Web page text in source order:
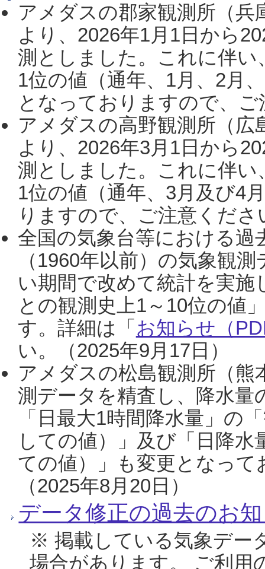
アメダスの郡家観測所（
より、2026年1月1日から
測としました。これに伴い
1位の値（通年、1月、2月
となっておりますので、
アメダスの高野観測所（
より、2026年3月1日から
測としました。これに伴い
1位の値（通年、3月及び4
りますので、ご注意くだ
全国の気象台等における過
（1960年以前）の気象観
い期間で改めて統計を実
との観測史上1～10位の値
す。詳細は「 お知らせ（
い。（2025年9月17日）
アメダスの松島観測所（熊
測データを精査し、降水
「日最大1時間降水量」の
しての値）」及び「日降
ての値）」も変更となっ
（2025年8月20日）
データ修正の過去のお
※ 掲載している気象デー
場合があります。 ご利用